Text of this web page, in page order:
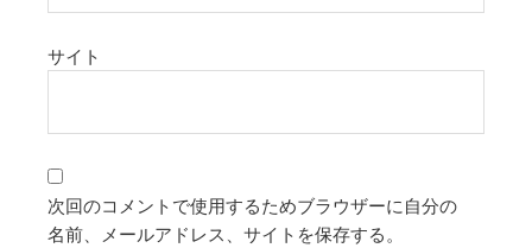
サイト
次回のコメントで使用するためブラウザーに自分の
名前、メールアドレス、サイトを保存する。